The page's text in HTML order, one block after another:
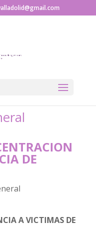
DE
A VICTIMAS DE